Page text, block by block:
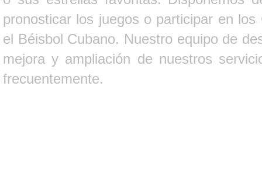
pronosticar los juegos o participar en
el Béisbol Cubano. Nuestro equipo de
mejora y ampliación de nuestros
frecuentemente.